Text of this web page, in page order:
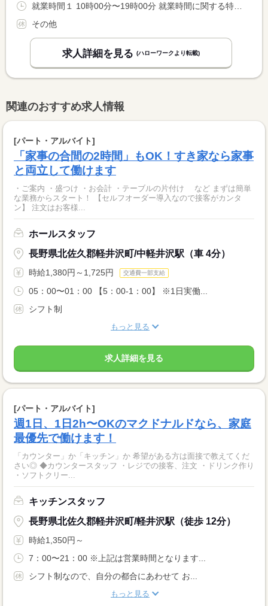
その他
求人詳細を見る (ハローワークより転載)
関連のおすすめ求人情報
[パート・アルバイト]
「家事の合間の2時間」もOK！すき家なら家事
と両立して働けます
・ご案内 ・盛つけ ・お会計 ・テーブルの片付け など まずは簡単
な業務からスタート！ 【セルフオーダー導入なので接客がカンタ
ン】 注文はお客様...
ホールスタッフ
長野県北佐久郡軽井沢町/中軽井沢駅（車 4分）
時給1,380円～1,725円 交通費一部支給
05：00〜01：00 【5：00-1：00】 ※1日実働...
シフト制
もっと見る
求人詳細を見る
[パート・アルバイト]
週1日、1日2h〜OKのマクドナルドなら、家庭
最優先で働けます！
「カウンター」か「キッチン」か 希望がある方は面接で教えてくだ
さい◎ ◆カウンタースタッフ ・レジでの接客、注文 ・ドリンク作り
・ソフトクリー...
キッチンスタッフ
長野県北佐久郡軽井沢町/軽井沢駅（徒歩 12分）
時給1,350円～
7：00〜21：00 ※上記は営業時間となります...
シフト制なので、自分の都合にあわせて お...
もっと見る